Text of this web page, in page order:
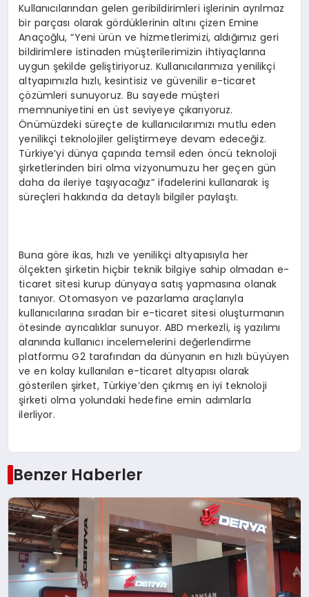
Kullanıcılarından gelen geribildirimleri işlerinin ayrılmaz
bir parçası olarak gördüklerinin altını çizen Emine
Anaçoğlu, “Yeni ürün ve hizmetlerimizi, aldığımız geri
bildirimlere istinaden müşterilerimizin ihtiyaçlarına
uygun şekilde geliştiriyoruz. Kullanıcılarımıza yenilikçi
altyapımızla hızlı, kesintisiz ve güvenilir e-ticaret
çözümleri sunuyoruz. Bu sayede müşteri
memnuniyetini en üst seviyeye çıkarıyoruz.
Önümüzdeki süreçte de kullanıcılarımızı mutlu eden
yenilikçi teknolojiler geliştirmeye devam edeceğiz.
Türkiye’yi dünya çapında temsil eden öncü teknoloji
şirketlerinden biri olma vizyonumuzu her geçen gün
daha da ileriye taşıyacağız” ifadelerini kullanarak iş
süreçleri hakkında da detaylı bilgiler paylaştı.
Buna göre ikas, hızlı ve yenilikçi altyapısıyla her
ölçekten şirketin hiçbir teknik bilgiye sahip olmadan e-
ticaret sitesi kurup dünyaya satış yapmasına olanak
tanıyor. Otomasyon ve pazarlama araçlarıyla
kullanıcılarına sıradan bir e-ticaret sitesi oluşturmanın
ötesinde ayrıcalıklar sunuyor. ABD merkezli, iş yazılımı
alanında kullanıcı incelemelerini değerlendirme
platformu G2 tarafından da dünyanın en hızlı büyüyen
ve en kolay kullanılan e-ticaret altyapısı olarak
gösterilen şirket, Türkiye’den çıkmış en iyi teknoloji
şirketi olma yolundaki hedefine emin adımlarla
ilerliyor.
Benzer Haberler